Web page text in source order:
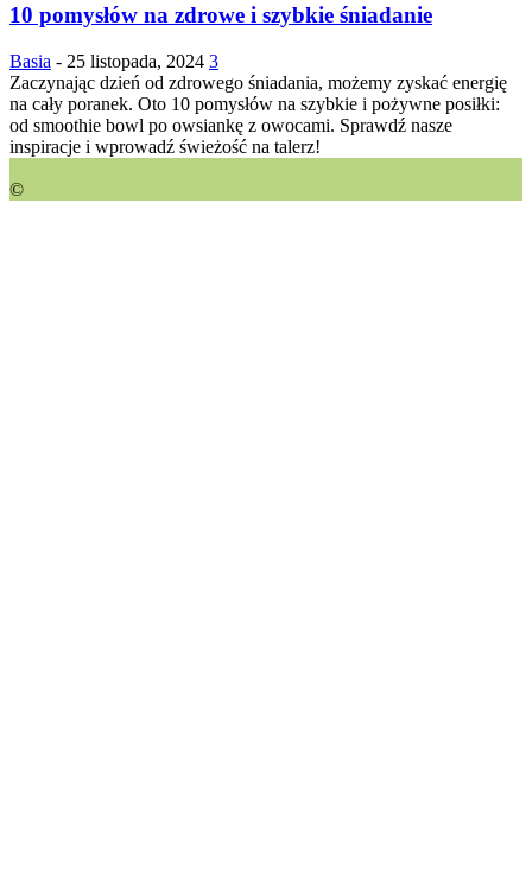
10 pomysłów na zdrowe i szybkie śniadanie
Basia - 25 listopada, 2024 3
Zaczynając dzień od zdrowego śniadania, możemy zyskać energię
na cały poranek. Oto 10 pomysłów na szybkie i pożywne posiłki:
od smoothie bowl po owsiankę z owocami. Sprawdź nasze
inspiracje i wprowadź świeżość na talerz!
©